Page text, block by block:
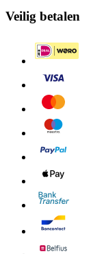
Veilig betalen